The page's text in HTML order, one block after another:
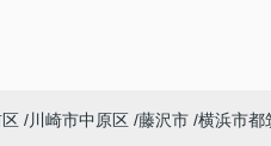
川崎市中原区 藤沢市 横浜市都